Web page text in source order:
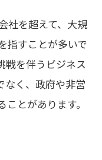
社を超えて、大規
指すことが多いで
戦を伴うビジネス
なく、政府や非営
とがあります。